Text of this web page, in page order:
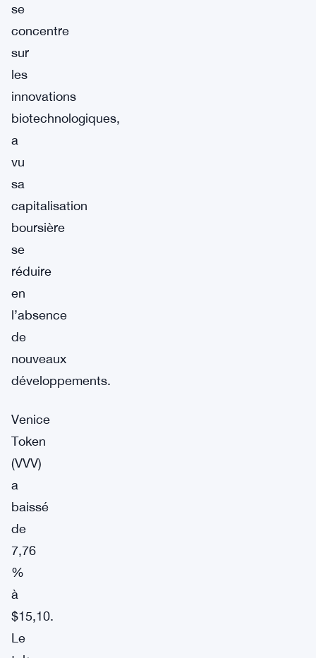
se
concentre
sur
les
innovations
biotechnologiques,
a
vu
sa
capitalisation
boursière
se
réduire
en
l’absence
de
nouveaux
développements.
Venice
Token
(VVV)
a
baissé
de
7,76
%
à
$15,10.
Le